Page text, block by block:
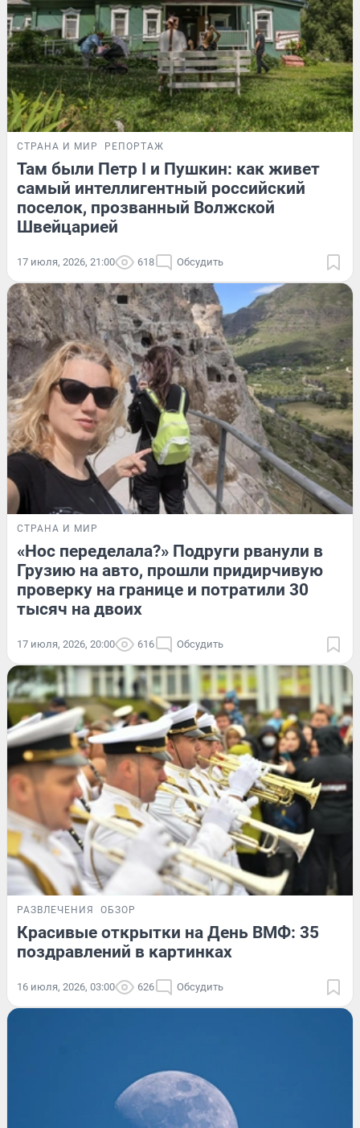
СТРАНА И МИР РЕПОРТАЖ
Там были Петр I и Пушкин: как живет
самый интеллигентный российский
поселок, прозванный Волжской
Швейцарией
17 июля, 2026, 21:00 618 Обсудить
СТРАНА И МИР
«Нос переделала?» Подруги рванули в
Грузию на авто, прошли придирчивую
проверку на границе и потратили 30
тысяч на двоих
17 июля, 2026, 20:00 616 Обсудить
РАЗВЛЕЧЕНИЯ ОБЗОР
Красивые открытки на День ВМФ: 35
поздравлений в картинках
16 июля, 2026, 03:00 626 Обсудить